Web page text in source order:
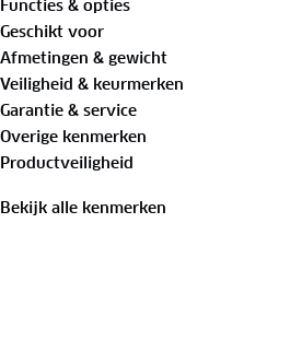
TIP: Tijdens de wintermaanden
vervangen door een variant
Functies & opties
Geschikt voor
Afmetingen & gewicht
Veiligheid & keurmerken
Garantie & service
Overige kenmerken
Productveiligheid
Bekijk alle kenmerken